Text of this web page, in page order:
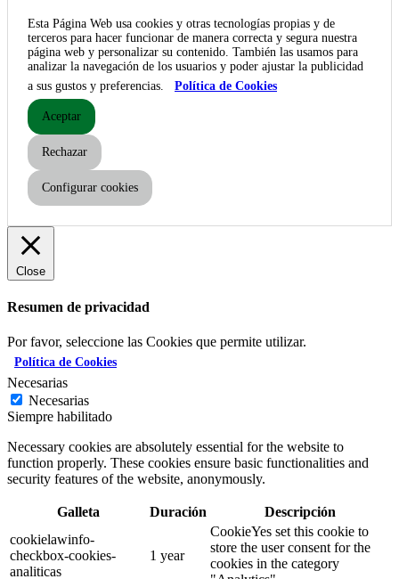
Esta Página Web usa cookies y otras tecnologías propias y de
terceros para hacer funcionar de manera correcta y segura nuestra
página web y personalizar su contenido. También las usamos para
analizar la navegación de los usuarios y poder ajustar la publicidad
a sus gustos y preferencias.
Política de Cookies
Aceptar
Rechazar
Configurar cookies
Close
Resumen de privacidad
Por favor, seleccione las Cookies que permite utilizar.
Política de Cookies
Necesarias
Necesarias
Siempre habilitado
Necessary cookies are absolutely essential for the website to
function properly. These cookies ensure basic functionalities and
security features of the website, anonymously.
Galleta Duración
Descripción
cookielawinfo-
checkbox-cookies-
analiticas
1 year
CookieYes set this cookie to
store the user consent for the
cookies in the category